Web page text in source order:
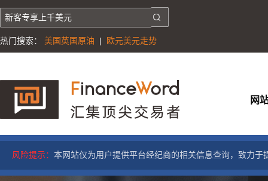
热门搜索： 美国英国原油 | 欧元美元走势
网
风险提示： 本网站仅为用户提供平台经纪商的相关信息查询，致力